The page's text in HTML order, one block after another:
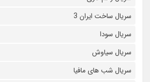
سریال ساخت ایران 3
سریال سودا
سریال سیاوش
سریال شب های مافیا